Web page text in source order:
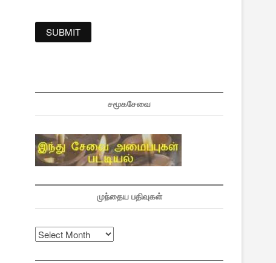
சமூகசேவை
முந்தைய பதிவுகள்
முந்தைய
பதிவுகள்